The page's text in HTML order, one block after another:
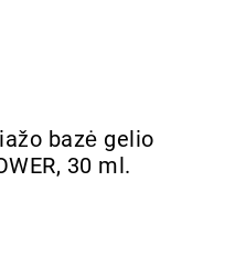
bazė gelio
30 ml.